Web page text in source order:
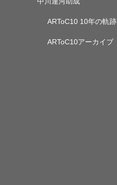
ARToC10 10年の軌跡
ARToC10アーカイブ